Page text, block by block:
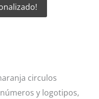
circulos
y logotipos,